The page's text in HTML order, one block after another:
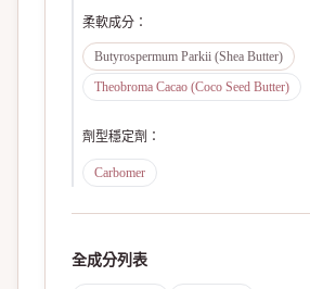
柔軟成分 ：
Butyrospermum Parkii (Shea Butter)
Theobroma Cacao (Coco Seed Butter)
劑型穩定劑 ：
Carbomer
全成分列表